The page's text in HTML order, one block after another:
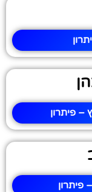
פיתרון